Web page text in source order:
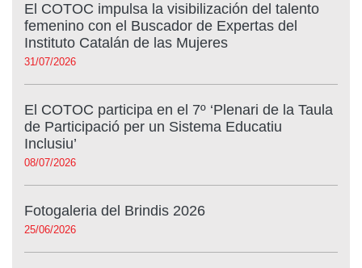
El COTOC impulsa la visibilización del talento
femenino con el Buscador de Expertas del
Instituto Catalán de las Mujeres
31/07/2026
El COTOC participa en el 7º ‘Plenari de la Taula
de Participació per un Sistema Educatiu
Inclusiu’
08/07/2026
Fotogaleria del Brindis 2026
25/06/2026